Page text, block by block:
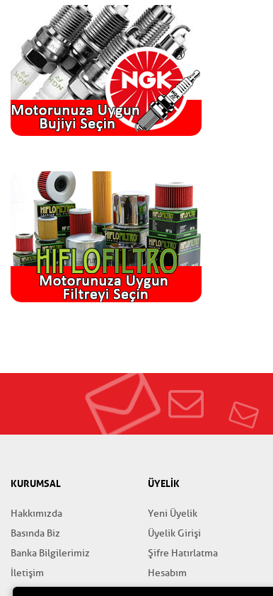
KURUMSAL
Hakkımızda
Basında Biz
Banka Bilgilerimiz
İletişim
ÜYELİK
Yeni Üyelik
Üyelik Girişi
Şifre Hatırlatma
Hesabım